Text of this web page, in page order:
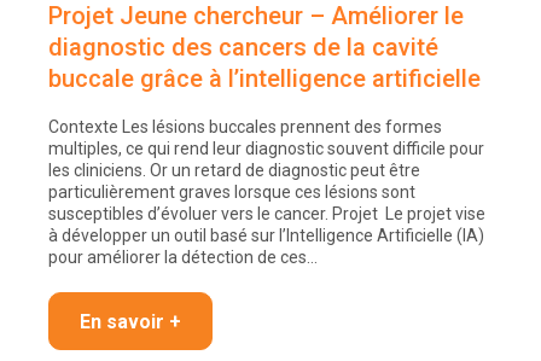
Projet Jeune chercheur – Améliorer le
diagnostic des cancers de la cavité
buccale grâce à l’intelligence artificielle
Contexte Les lésions buccales prennent des formes
multiples, ce qui rend leur diagnostic souvent difficile pour
les cliniciens. Or un retard de diagnostic peut être
particulièrement graves lorsque ces lésions sont
susceptibles d’évoluer vers le cancer. Projet Le projet vise
à développer un outil basé sur l’Intelligence Artificielle (IA)
pour améliorer la détection de ces…
En savoir +